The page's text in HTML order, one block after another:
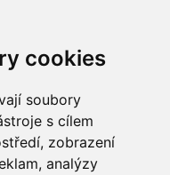
cookies
soubory
s cílem
zobrazení
analýzy